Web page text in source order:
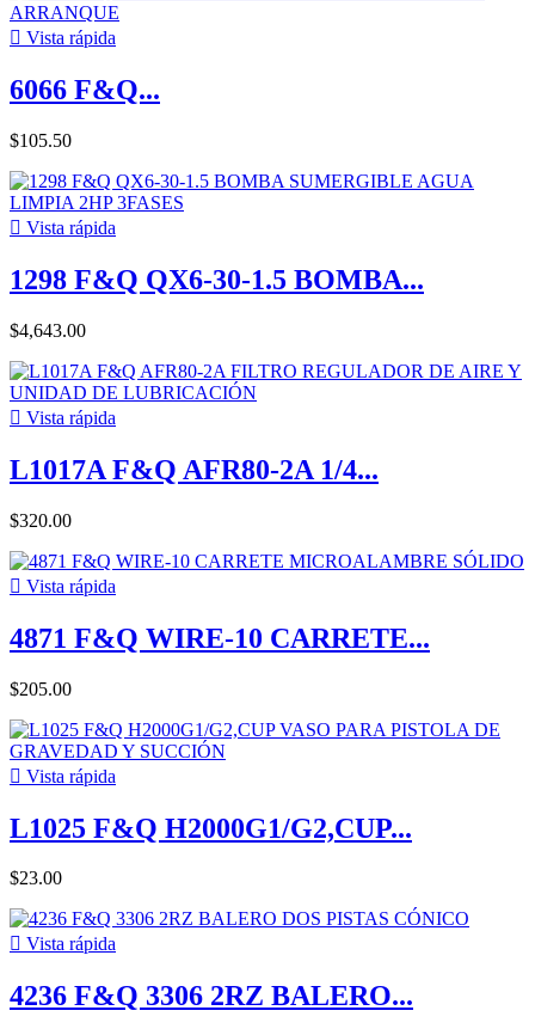
 Vista rápida
6066 F&Q...
$105.50
 Vista rápida
1298 F&Q QX6-30-1.5 BOMBA...
$4,643.00
 Vista rápida
L1017A F&Q AFR80-2A 1/4...
$320.00
 Vista rápida
4871 F&Q WIRE-10 CARRETE...
$205.00
 Vista rápida
L1025 F&Q H2000G1/G2,CUP...
$23.00
 Vista rápida
4236 F&Q 3306 2RZ BALERO...